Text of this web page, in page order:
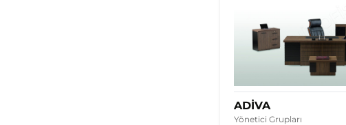
ADİVA
Yönetici Grupları